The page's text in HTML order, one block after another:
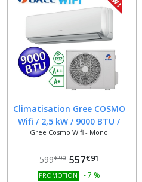
Climatisation Gree COSMO
Wifi / 2,5 kW / 9000 BTU /
CLASSE A++ / A+ / Alexa /
Gree Cosmo Wifi - Mono
599€90 557€91
PROMOTION -7 %
Gree
-
DUAL
(4)
COSMO
Wifi
-
(2)